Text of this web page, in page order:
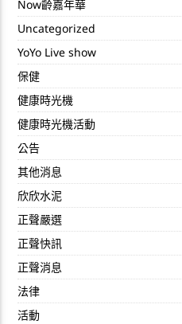
Now齡嘉年華
Uncategorized
YoYo Live show
保健
健康時光機
健康時光機活動
公告
其他消息
欣欣水泥
正聲嚴選
正聲快訊
正聲消息
法律
活動